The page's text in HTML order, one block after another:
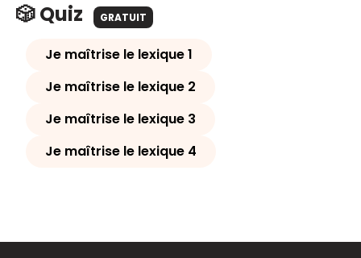
🎲 Quiz GRATUIT
Je maîtrise le lexique 1
Je maîtrise le lexique 2
Je maîtrise le lexique 3
Je maîtrise le lexique 4